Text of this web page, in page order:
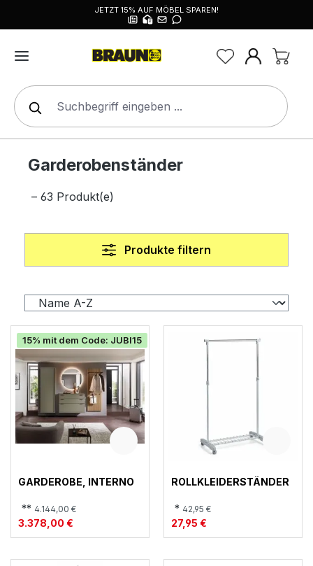
JETZT 15% AUF MÖBEL SPAREN!
Garderobenständer
– 63 Produkt(e)
Produkte filtern
15% mit dem Code: JUBI15
GARDEROBE, INTERNO
** 4.144,00 €
3.378,00 €
ROLLKLEIDERSTÄNDER
* 42,95 €
27,95 €